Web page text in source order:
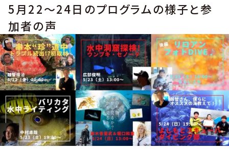
5月22〜24日のプログラムの様子と参
加者の声